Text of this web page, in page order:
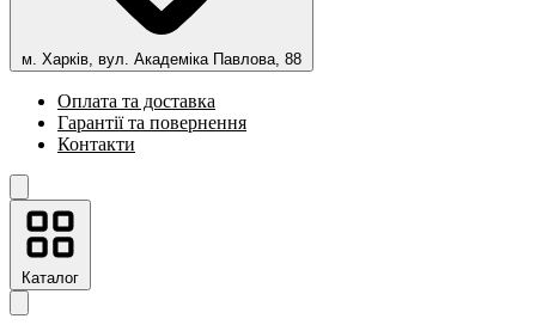
м. Харків, вул. Академіка Павлова, 88
Оплата та доставка
Гарантії та повернення
Контакти
Каталог